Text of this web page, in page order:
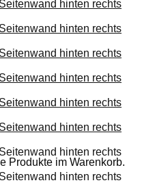
Produkte im Warenkorb.